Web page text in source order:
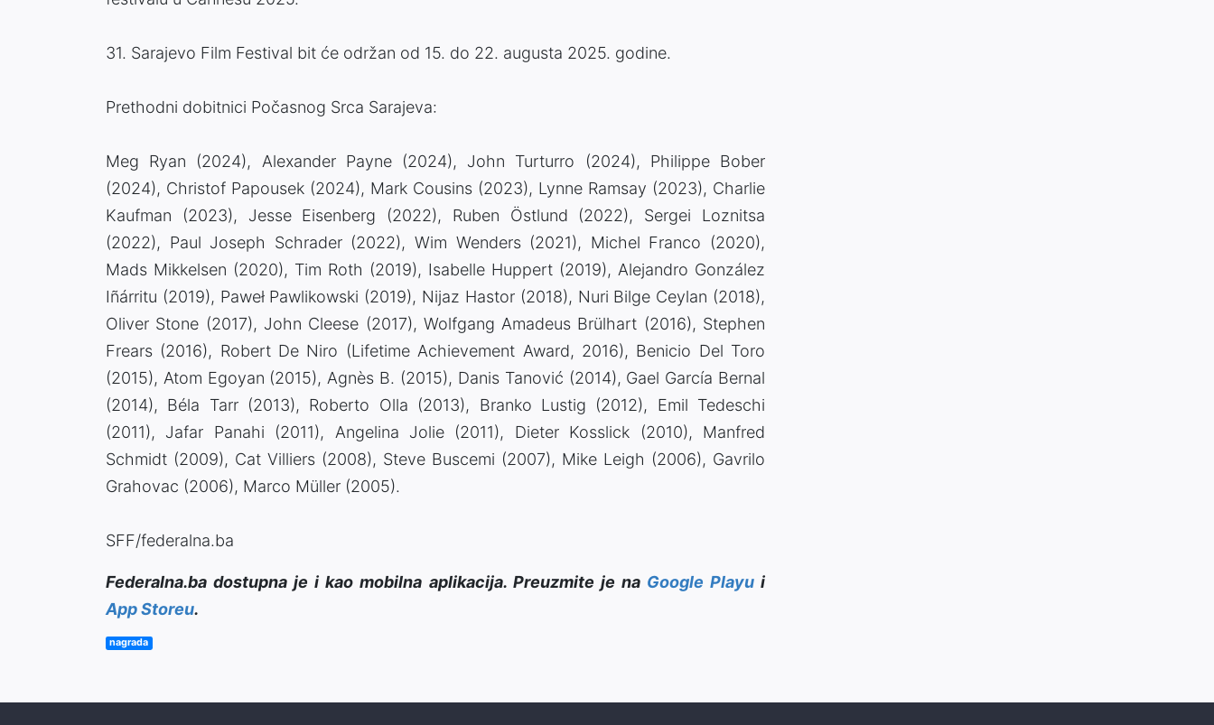
31. Sarajevo Film Festival bit će održan od 15. do 22. augusta 2025. godine.
Prethodni dobitnici Počasnog Srca Sarajeva:
Meg Ryan (2024), Alexander Payne (2024), John Turturro (2024), Philippe Bober
(2024), Christof Papousek (2024), Mark Cousins (2023), Lynne Ramsay (2023), Charlie
Kaufman (2023), Jesse Eisenberg (2022), Ruben Östlund (2022), Sergei Loznitsa
(2022), Paul Joseph Schrader (2022), Wim Wenders (2021), Michel Franco (2020),
Mads Mikkelsen (2020), Tim Roth (2019), Isabelle Huppert (2019), Alejandro González
Iñárritu (2019), Paweł Pawlikowski (2019), Nijaz Hastor (2018), Nuri Bilge Ceylan (2018),
Oliver Stone (2017), John Cleese (2017), Wolfgang Amadeus Brülhart (2016), Stephen
Frears (2016), Robert De Niro (Lifetime Achievement Award, 2016), Benicio Del Toro
(2015), Atom Egoyan (2015), Agnès B. (2015), Danis Tanović (2014), Gael García Bernal
(2014), Béla Tarr (2013), Roberto Olla (2013), Branko Lustig (2012), Emil Tedeschi
(2011), Jafar Panahi (2011), Angelina Jolie (2011), Dieter Kosslick (2010), Manfred
Schmidt (2009), Cat Villiers (2008), Steve Buscemi (2007), Mike Leigh (2006), Gavrilo
Grahovac (2006), Marco Müller (2005).
SFF/federalna.ba
Federalna.ba dostupna je i kao mobilna aplikacija. Preuzmite je na Google Playui
App Storeu.
nagrada